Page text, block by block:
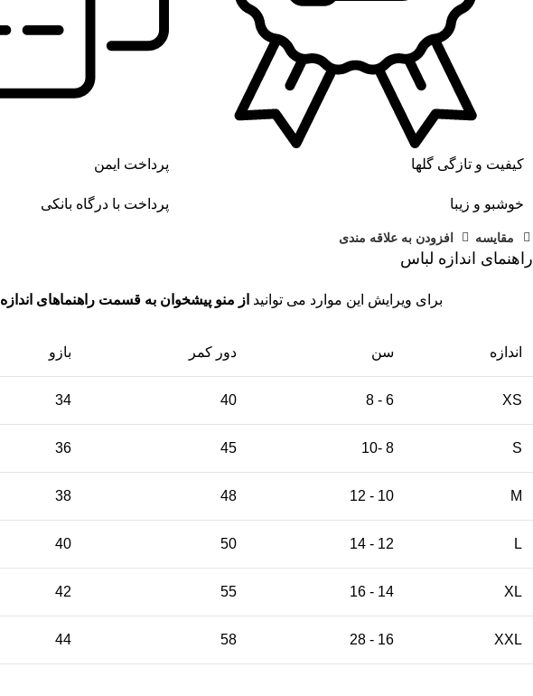
کیفیت و تازگی گلها
خوشبو و زیبا
پرداخت ایمن
پرداخت با درگاه بانکی
مقايسه افزودن به علاقه مندی
راهنمای اندازه لباس
برای ویرایش این موارد می توانید از منو پیشخوان به قسمت راهنماهای اندازه
اندازه سن دور کمر بازو
XS
6 - 8
40
34
S
8 -10
45
36
M
10 - 12
48
38
L
12 - 14
50
40
XL
14 - 16
55
42
XXL
16 - 28
58
44